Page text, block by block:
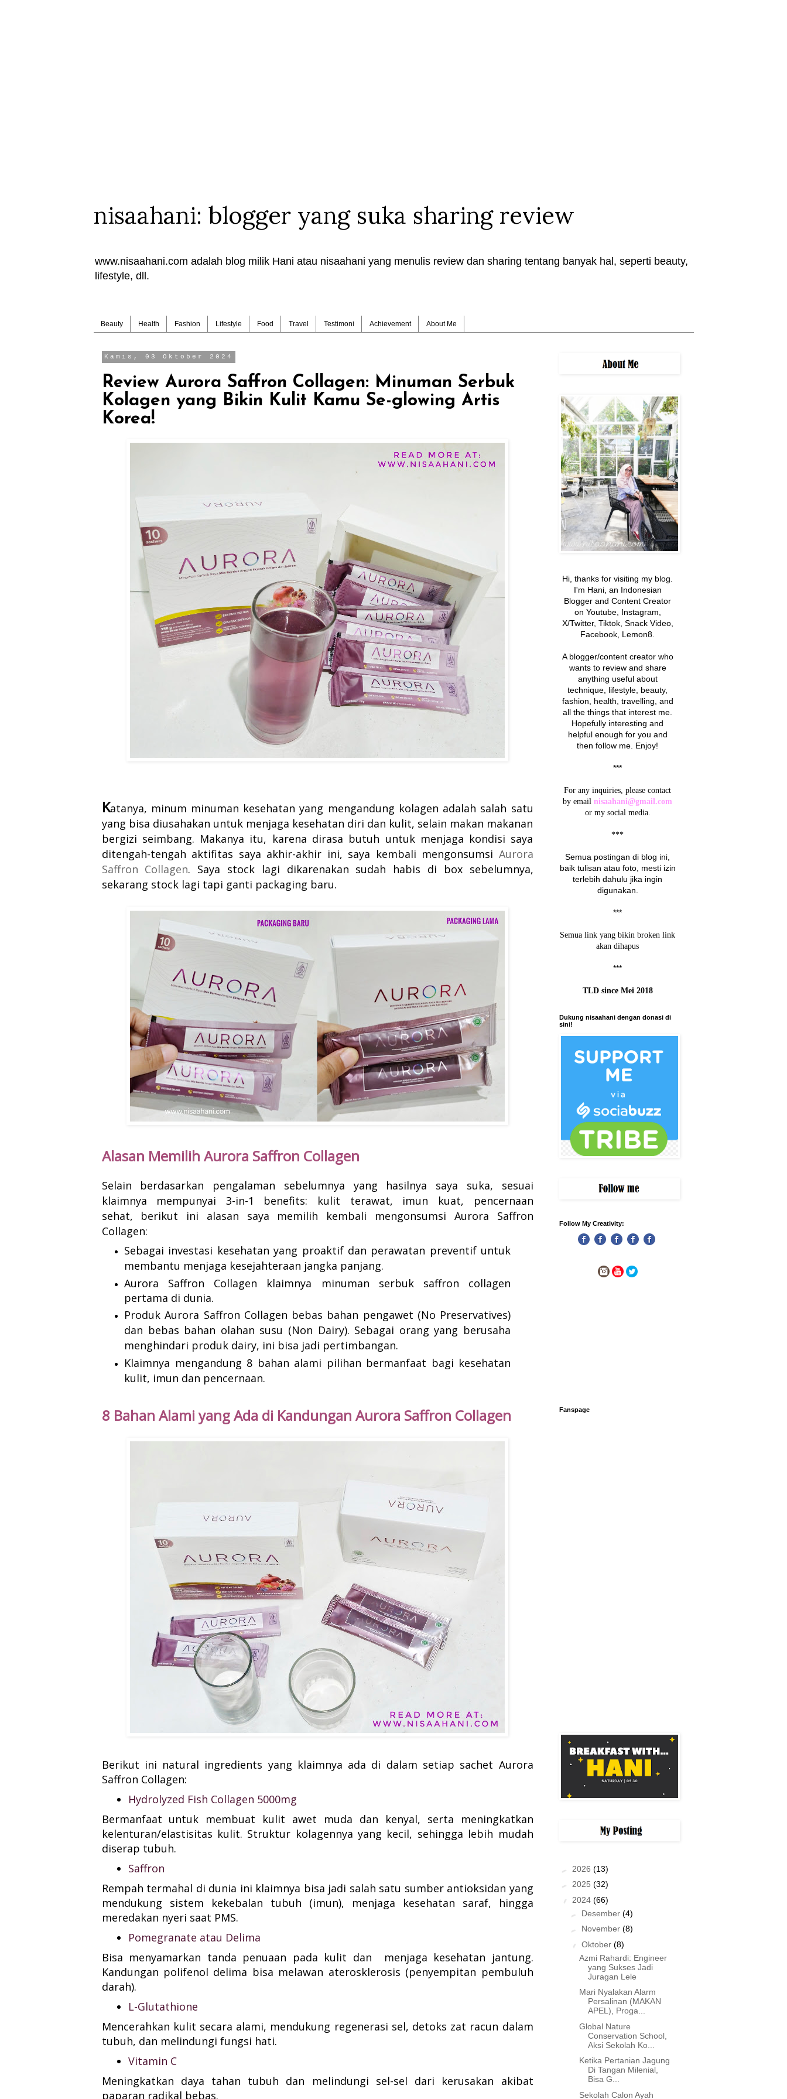
nisaahani: blogger yang suka sharing review
www.nisaahani.com adalah blog milik Hani atau nisaahani yang menulis review dan sharing tentang banyak hal, seperti beauty,
lifestyle, dll.
Beauty Health Fashion Lifestyle Food Travel Testimoni Achievement About Me
Kamis, 03 Oktober 2024
Review Aurora Saffron Collagen: Minuman Serbuk
Kolagen yang Bikin Kulit Kamu Se-glowing Artis
Korea!
Katanya, minum minuman kesehatan yang mengandung kolagen adalah salah satu
yang bisa diusahakan untuk menjaga kesehatan diri dan kulit, selain makan makanan
bergizi seimbang. Makanya itu, karena dirasa butuh untuk menjaga kondisi saya
ditengah-tengah aktifitas saya akhir-akhir ini, saya kembali mengonsumsi Aurora
Saffron Collagen. Saya stock lagi dikarenakan sudah habis di box sebelumnya,
sekarang stock lagi tapi ganti packaging baru.
Alasan Memilih Aurora Saffron Collagen
Selain berdasarkan pengalaman sebelumnya yang hasilnya saya suka, sesuai
klaimnya mempunyai 3-in-1 benefits: kulit terawat, imun kuat, pencernaan
sehat, berikut ini alasan saya memilih kembali mengonsumsi Aurora Saffron
Collagen:
Sebagai investasi kesehatan yang proaktif dan perawatan preventif untuk
membantu menjaga kesejahteraan jangka panjang.
Aurora Saffron Collagen klaimnya minuman serbuk saffron collagen
pertama di dunia.
Produk Aurora Saffron Collagen bebas bahan pengawet (No Preservatives)
dan bebas bahan olahan susu (Non Dairy). Sebagai orang yang berusaha
menghindari produk dairy, ini bisa jadi pertimbangan.
Klaimnya mengandung 8 bahan alami pilihan bermanfaat bagi kesehatan
kulit, imun dan pencernaan.
8 Bahan Alami yang Ada di Kandungan Aurora Saffron Collagen
Berikut ini natural ingredients yang klaimnya ada di dalam setiap sachet Aurora
Saffron Collagen:
Hydrolyzed Fish Collagen 5000mg
Bermanfaat untuk membuat kulit awet muda dan kenyal, serta meningkatkan
kelenturan/elastisitas kulit. Struktur kolagennya yang kecil, sehingga lebih mudah
diserap tubuh.
Saffron
Rempah termahal di dunia ini klaimnya bisa jadi salah satu sumber antioksidan yang
mendukung sistem kekebalan tubuh (imun), menjaga kesehatan saraf, hingga
meredakan nyeri saat PMS.
Pomegranate atau Delima
Bisa menyamarkan tanda penuaan pada kulit dan menjaga kesehatan jantung.
Kandungan polifenol delima bisa melawan aterosklerosis (penyempitan pembuluh
darah).
L-Glutathione
Mencerahkan kulit secara alami, mendukung regenerasi sel, detoks zat racun dalam
tubuh, dan melindungi fungsi hati.
Vitamin C
Meningkatkan daya tahan tubuh dan melindungi sel-sel dari kerusakan akibat
paparan radikal bebas.
Hi, thanks for visiting my blog.
I'm Hani, an Indonesian
Blogger and Content Creator
on Youtube, Instagram,
X/Twitter, Tiktok, Snack Video,
Facebook, Lemon8.
A blogger/content creator who
wants to review and share
anything useful about
technique, lifestyle, beauty,
fashion, health, travelling, and
all the things that interest me.
Hopefully interesting and
helpful enough for you and
then follow me. Enjoy!
***
For any inquiries, please contact
by email nisaahani@gmail.com
or my social media.
***
Semua postingan di blog ini,
baik tulisan atau foto, mesti izin
terlebih dahulu jika ingin
digunakan.
***
Semua link yang bikin broken link
akan dihapus
***
TLD since Mei 2018
Dukung nisaahani dengan donasi di
sini!
Follow My Creativity:
Fanspage
► 2026 (13)
► 2025 (32)
▼ 2024 (66)
► Desember(4)
► November(8)
▼Oktober(8)
Azmi Rahardi: Engineer
yang Sukses Jadi
Juragan Lele
Mari Nyalakan Alarm
Persalinan (MAKAN
APEL), Proga...
Global Nature
Conservation School,
Aksi Sekolah Ko...
Ketika Pertanian Jagung
Di Tangan Milenial,
Bisa G...
Sekolah Calon Ayah